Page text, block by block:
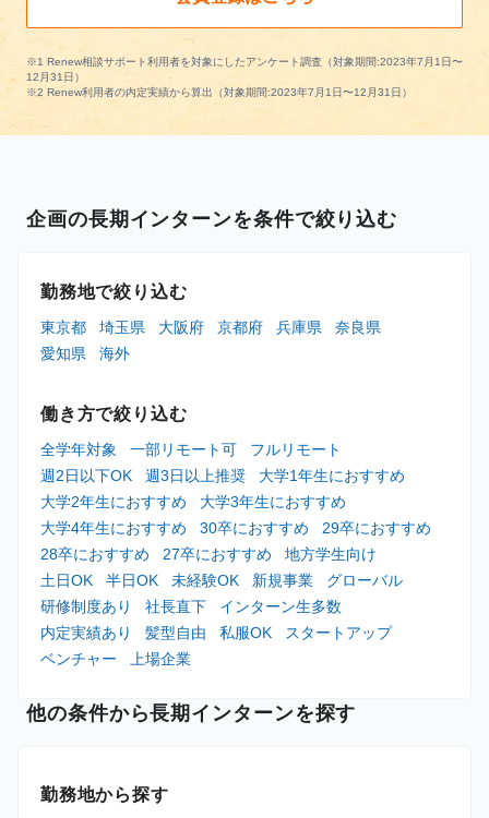
※1 Renew相談サポート利用者を対象にしたアンケート調査（対象期間:2023年7月1日〜
12月31日）
※2 Renew利用者の内定実績から算出（対象期間:2023年7月1日〜12月31日）
企画の長期インターンを条件で絞り込む
勤務地で絞り込む
東京都 埼玉県 大阪府 京都府 兵庫県
奈良県
愛知県
海外
働き方で絞り込む
全学年対象 一部リモート可
フルリモート
週2日以下OK
週3日以上推奨
大学1年生におすすめ
大学2年生におすすめ
大学3年生におすすめ
大学4年生におすすめ
30卒におすすめ
29卒におすすめ
28卒におすすめ
27卒におすすめ
地方学生向け
土日OK
半日OK 未経験OK 新規事業
グローバル
研修制度あり
社長直下
インターン生多数
内定実績あり
髪型自由 私服OK
スタートアップ
ベンチャー
上場企業
他の条件から長期インターンを探す
勤務地から探す